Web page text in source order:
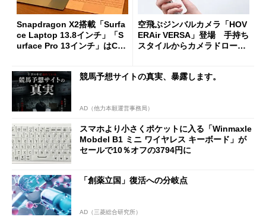
Snapdragon X2搭載「Surfa
ce Laptop 13.8インチ」「S
urface Pro 13インチ」はCop
た
空飛ぶジンバルカメラ「HOV
ERAir VERSA」登場 手持ち
スタイルからカメラドローン
競馬予想サイトの真実、暴露します。
AD（他力本願運営事務局）
スマホより小さくポケットに入る「Winmaxle
Mobdel B1 ミニ ワイヤレス キーボード」が
セールで10％オフの3794円に
「創薬立国」復活への分岐点
AD（三菱総合研究所）